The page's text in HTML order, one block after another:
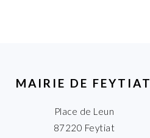
MAIRIE DE FEYTIAT
Place de Leun
87220 Feytiat